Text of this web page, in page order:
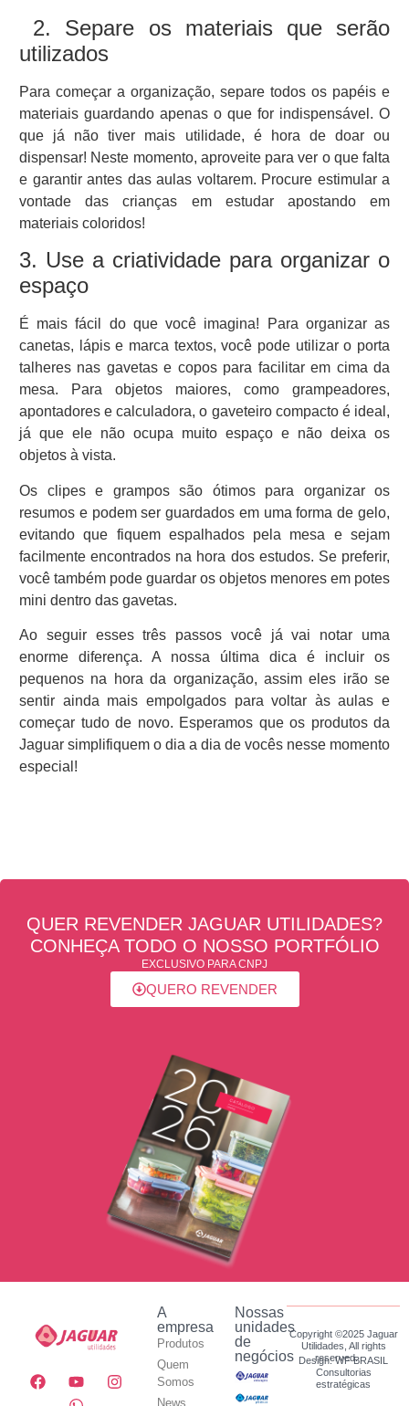
2. Separe os materiais que serão
utilizados
Para começar a organização, separe todos os papéis e
materiais guardando apenas o que for indispensável. O
que já não tiver mais utilidade, é hora de doar ou
dispensar! Neste momento, aproveite para ver o que falta
e garantir antes das aulas voltarem. Procure estimular a
vontade das crianças em estudar apostando em
materiais coloridos!
3. Use a criatividade para organizar o
espaço
É mais fácil do que você imagina! Para organizar as
canetas, lápis e marca textos, você pode utilizar o porta
talheres nas gavetas e copos para facilitar em cima da
mesa. Para objetos maiores, como grampeadores,
apontadores e calculadora, o gaveteiro compacto é ideal,
já que ele não ocupa muito espaço e não deixa os
objetos à vista.
Os clipes e grampos são ótimos para organizar os
resumos e podem ser guardados em uma forma de gelo,
evitando que fiquem espalhados pela mesa e sejam
facilmente encontrados na hora dos estudos. Se preferir,
você também pode guardar os objetos menores em potes
mini dentro das gavetas.
Ao seguir esses três passos você já vai notar uma
enorme diferença. A nossa última dica é incluir os
pequenos na hora da organização, assim eles irão se
sentir ainda mais empolgados para voltar às aulas e
começar tudo de novo. Esperamos que os produtos da
Jaguar simplifiquem o dia a dia de vocês nesse momento
especial!
QUER REVENDER JAGUAR UTILIDADES?
CONHEÇA TODO O NOSSO PORTFÓLIO
EXCLUSIVO PARA CNPJ
QUERO REVENDER
A
empresa
Produtos
Quem
Somos
News
Nossas
unidades
de
negócios
Copyright ©2025 Jaguar
Utilidades, All rights
reserved.
Design: WF BRASIL
Consultorias
estratégicas